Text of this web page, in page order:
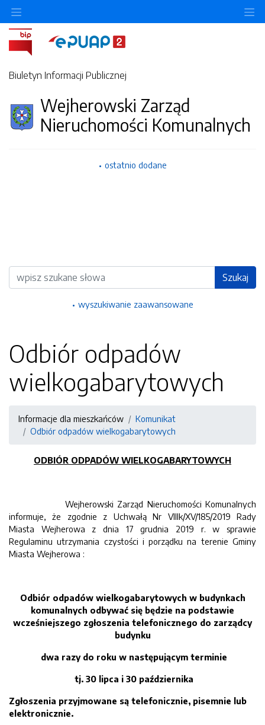
Biuletyn Informacji Publicznej
Wejherowski Zarząd
Nieruchomości Komunalnych
ostatnio dodane
Wyszukiwarka Szukaj
wyszukiwanie zaawansowane
Odbiór odpadów
wielkogabarytowych
Informacje dla mieszkańców
Komunikat
Odbiór odpadów wielkogabarytowych
ODBIÓR ODPADÓW WIELKOGABARYTOWYCH
Wejherowski Zarząd Nieruchomości Komunalnych
informuje, że zgodnie z Uchwałą Nr VIIIk/XV/185/2019 Rady
Miasta Wejherowa z dnia 17 grudnia 2019 r. w sprawie
Regulaminu utrzymania czystości i porządku na terenie Gminy
Miasta Wejherowa :
Odbiór odpadów wielkogabarytowych w budynkach
komunalnych odbywać się będzie na podstawie
wcześniejszego zgłoszenia telefonicznego do zarządcy
budynku
dwa razy do roku w następującym terminie
tj. 30 lipca i 30 października
Zgłoszenia przyjmowane są telefonicznie, pisemnie lub
elektronicznie.